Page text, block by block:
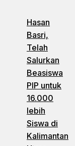
Hasan
Basri,
Telah
Salurkan
Beasiswa
PIP untuk
16.000
lebih
Siswa di
Kalimantan